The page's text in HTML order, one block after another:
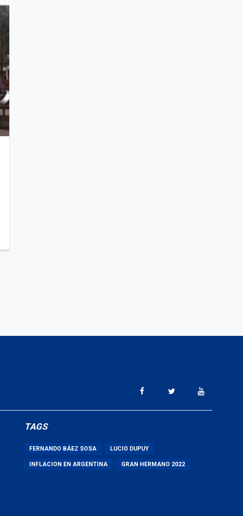
TAGS
FERNANDO BÁEZ SOSA LUCIO DUPUY
INFLACION EN ARGENTINA GRAN HERMANO 2022